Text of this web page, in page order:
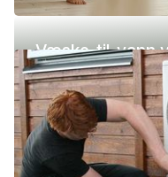
Væske-til-vann
guide (pris,